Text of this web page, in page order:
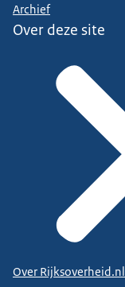
Archief
Over deze site
Over Rijksoverheid.nl